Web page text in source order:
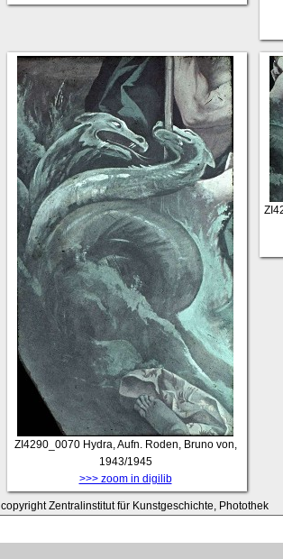
ZI4290_0070 Hydra, Aufn. Roden, Bruno von,
1943/1945
>>> zoom in digilib
copyright Zentralinstitut für Kunstgeschichte, Photothek